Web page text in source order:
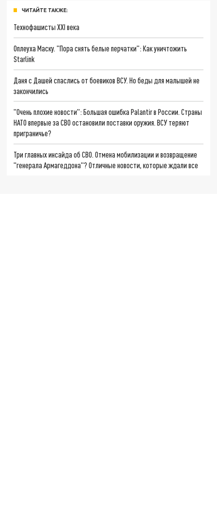
ЧИТАЙТЕ ТАКЖЕ:
Технофашисты XXI века
Оплеуха Маску. "Пора снять белые перчатки": Как уничтожить
Starlink
Даня с Дашей спаслись от боевиков ВСУ. Но беды для малышей не
закончились
"Очень плохие новости": Большая ошибка Palantir в России. Страны
НАТО впервые за СВО остановили поставки оружия. ВСУ теряют
приграничье?
Три главных инсайда об СВО. Отмена мобилизации и возвращение
"генерала Армагеддона"? Отличные новости, которые ждали все